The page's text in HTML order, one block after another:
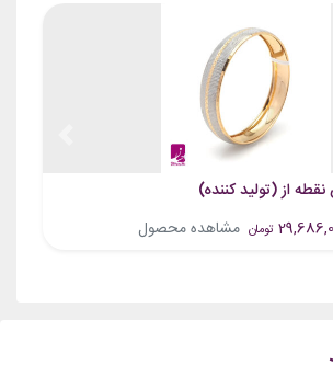
از (تولید کننده)
تومان مشاهده محصول